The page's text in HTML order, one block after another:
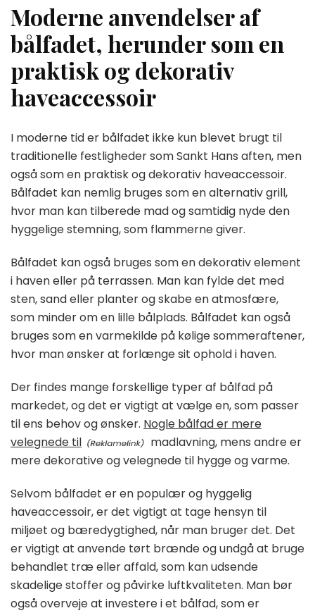
Moderne anvendelser af
bålfadet, herunder som en
praktisk og dekorativ
haveaccessoir
I moderne tid er bålfadet ikke kun blevet brugt til
traditionelle festligheder som Sankt Hans aften, men
også som en praktisk og dekorativ haveaccessoir.
Bålfadet kan nemlig bruges som en alternativ grill,
hvor man kan tilberede mad og samtidig nyde den
hyggelige stemning, som flammerne giver.
Bålfadet kan også bruges som en dekorativ element
i haven eller på terrassen. Man kan fylde det med
sten, sand eller planter og skabe en atmosfære,
som minder om en lille bålplads. Bålfadet kan også
bruges som en varmekilde på kølige sommeraftener,
hvor man ønsker at forlænge sit ophold i haven.
Der findes mange forskellige typer af bålfad på
markedet, og det er vigtigt at vælge en, som passer
til ens behov og ønsker. Nogle bålfad er mere
velegnede til
madlavning, mens andre er
mere dekorative og velegnede til hygge og varme.
Selvom bålfadet er en populær og hyggelig
haveaccessoir, er det vigtigt at tage hensyn til
miljøet og bæredygtighed, når man bruger det. Det
er vigtigt at anvende tørt brænde og undgå at bruge
behandlet træ eller affald, som kan udsende
skadelige stoffer og påvirke luftkvaliteten. Man bør
også overveje at investere i et bålfad, som er